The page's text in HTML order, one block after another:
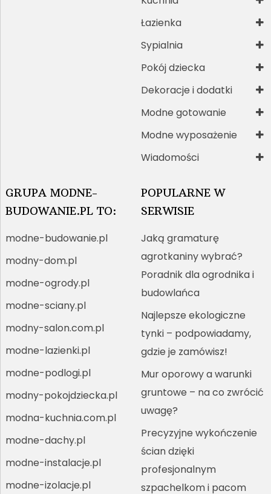
Łazienka
Sypialnia
Pokój dziecka
Dekoracje i dodatki
Modne gotowanie
Modne wyposażenie
Wiadomości
GRUPA MODNE-
BUDOWANIE.PL TO:
modne-budowanie.pl
modny-dom.pl
modne-ogrody.pl
modne-sciany.pl
modny-salon.com.pl
modne-lazienki.pl
modne-podlogi.pl
modny-pokojdziecka.pl
modna-kuchnia.com.pl
modne-dachy.pl
modne-instalacje.pl
modne-izolacje.pl
POPULARNE W
SERWISIE
Jaką gramaturę
agrotkaniny wybrać?
Poradnik dla ogrodnika i
budowlańca
Najlepsze ekologiczne
tynki – podpowiadamy,
gdzie je zamówisz!
Mur oporowy a warunki
gruntowe – na co zwrócić
uwagę?
Precyzyjne wykończenie
ścian dzięki
profesjonalnym
szpachelkom i pacom